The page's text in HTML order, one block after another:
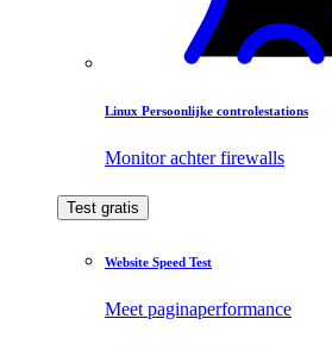
Linux Persoonlijke controlestations
Monitor achter firewalls
Test gratis
Website Speed Test
Meet paginaperformance